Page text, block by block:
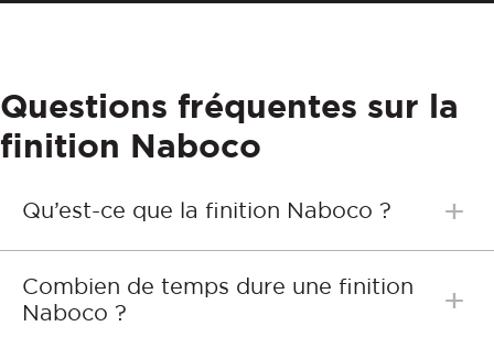
Questions fréquentes sur la
finition Naboco
Qu’est-ce que la finition Naboco ? +
Naboco est un procédé industriel breveté de finition
opaque pour menuiseries bois, appliqué en usine
selon un cahier des charges strict. Il offre une
Combien de temps dure une finition
Naboco ?
+